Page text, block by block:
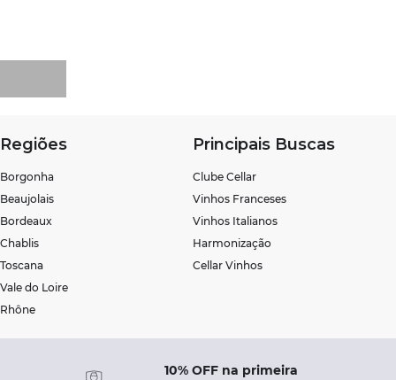
Regiões
Borgonha
Beaujolais
Bordeaux
Chablis
Toscana
Vale do Loire
Rhône
Principais Buscas
Clube Cellar
Vinhos Franceses
Vinhos Italianos
Harmonização
Cellar Vinhos
10% OFF na primeira